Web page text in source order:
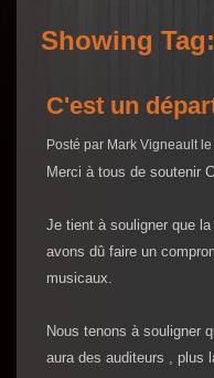
Showing
C'est un
Posté par Mark Vigneault
Merci à tous de soutenir
Je tient à souligner que
avons dû faire un
musicaux.
Nous tenons à souligner
aura des auditeurs , plus